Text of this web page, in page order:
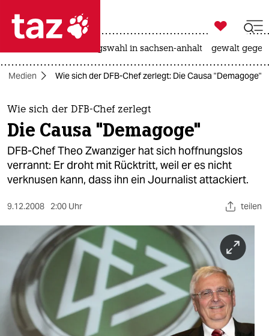
 taz zahl ich
taz zahl ich
themen
politik
öko
sport
berlin
nord
wahrheit

taz zahl ich
landtagswahl in sachsen-anhalt gewalt
Medien Wie sich der DFB-Chef zerlegt: Die Causa "Demagoge"
Wie sich der DFB-Chef zerlegt
Die Causa "Demagoge"
DFB-Chef Theo Zwanziger hat sich hoffnungslos
verrannt: Er droht mit Rücktritt, weil er es nicht
verknusen kann, dass ihn ein Journalist attackiert.
9.12.2008 2:00 Uhr teilen